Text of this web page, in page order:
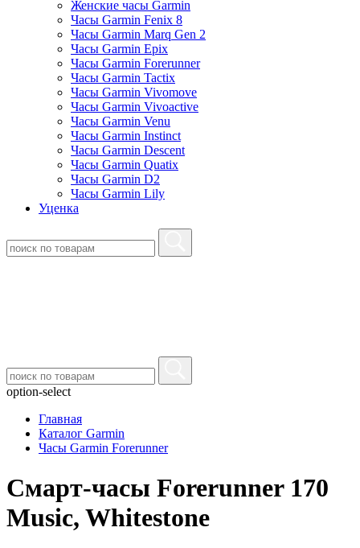
Женские часы Garmin
Часы Garmin Fenix 8
Часы Garmin Marq Gen 2
Часы Garmin Epix
Часы Garmin Forerunner
Часы Garmin Tactix
Часы Garmin Vivomove
Часы Garmin Vivoactive
Часы Garmin Venu
Часы Garmin Instinct
Часы Garmin Descent
Часы Garmin Quatix
Часы Garmin D2
Часы Garmin Lily
Уценка
option-select
Главная
Каталог Garmin
Часы Garmin Forerunner
Cмарт-часы Forerunner 170
Music, Whitestone